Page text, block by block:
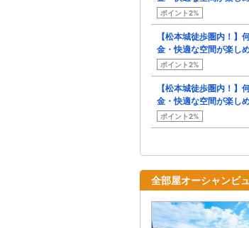
ポイント2%
【松本城徒歩圏内！】
金・快適な空間が楽し
ポイント2%
【松本城徒歩圏内！】
金・快適な空間が楽し
ポイント2%
全部屋オーシャンビ